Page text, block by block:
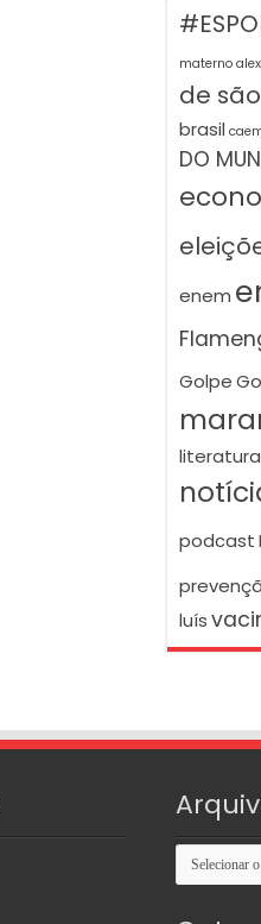
materno
de
brasil
DO
enem
Golpe
literatura
podcast
luís
Arquivos